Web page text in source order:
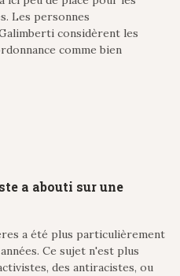
Les personnes
considèrent les
comme bien
a abouti sur une
a été plus particulièrement
Ce sujet n'est plus
des antiracistes, ou